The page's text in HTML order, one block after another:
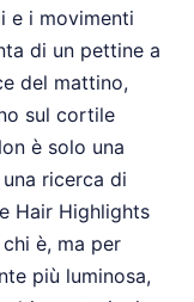
e i movimenti
di un pettine a
del mattino,
sul cortile
è solo una
ricerca di
Hair Highlights
è, ma per
più luminosa,